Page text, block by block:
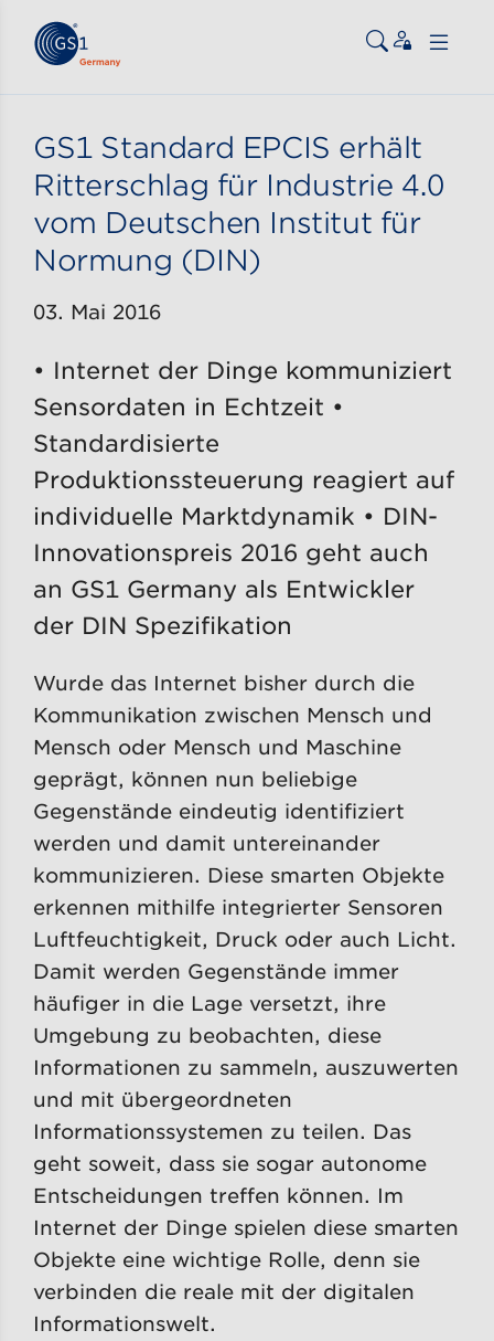
Zum Inhalt gehen
GS1 Standard EPCIS erhält
Ritterschlag für Industrie 4.0
vom Deutschen Institut für
Normung (DIN)
03. Mai 2016
• Internet der Dinge kommuniziert
Sensordaten in Echtzeit •
Standardisierte
Produktionssteuerung reagiert auf
individuelle Marktdynamik • DIN-
Innovationspreis 2016 geht auch
an GS1 Germany als Entwickler
der DIN Spezifikation
Wurde das Internet bisher durch die
Kommunikation zwischen Mensch und
Mensch oder Mensch und Maschine
geprägt, können nun beliebige
Gegenstände eindeutig identifiziert
werden und damit untereinander
kommunizieren. Diese smarten Objekte
erkennen mithilfe integrierter Sensoren
Luftfeuchtigkeit, Druck oder auch Licht.
Damit werden Gegenstände immer
häufiger in die Lage versetzt, ihre
Umgebung zu beobachten, diese
Informationen zu sammeln, auszuwerten
und mit übergeordneten
Informationssystemen zu teilen. Das
geht soweit, dass sie sogar autonome
Entscheidungen treffen können. Im
Internet der Dinge spielen diese smarten
Objekte eine wichtige Rolle, denn sie
verbinden die reale mit der digitalen
Informationswelt.